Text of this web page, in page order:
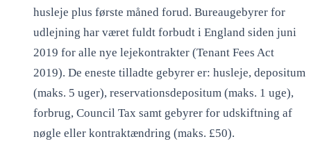
husleje plus første måned forud. Bureaugebyrer for
udlejning har været fuldt forbudt i England siden juni
2019 for alle nye lejekontrakter (Tenant Fees Act
2019). De eneste tilladte gebyrer er: husleje, depositum
(maks. 5 uger), reservationsdepositum (maks. 1 uge),
forbrug, Council Tax samt gebyrer for udskiftning af
nøgle eller kontraktændring (maks. £50).